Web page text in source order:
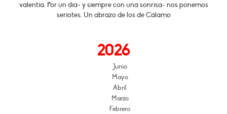
valentía. Por un día- y siempre con una sonrisa- nos ponemos
seriotes. Un abrazo de los de Cálamo
2026
Junio
Mayo
Abril
Marzo
Febrero